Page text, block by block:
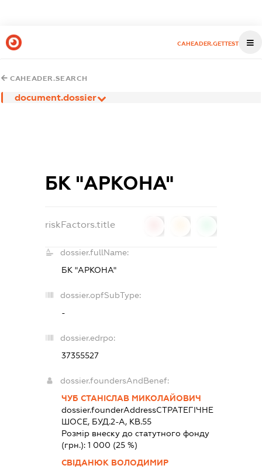
CAHEADER.GETTEST
CAHEADER.SEARCH
document.dossier
БК "АРКОНА"
riskFactors.title
dossier.fullName:
БК "АРКОНА"
dossier.opfSubType:
-
dossier.edrpo:
37355527
dossier.foundersAndBenef:
ЧУБ СТАНІСЛАВ МИКОЛАЙОВИЧ
dossier.founderAddressСТРАТЕГІЧНЕ
ШОСЕ, БУД.2-А, КВ.55
Розмір внеску до статутного фонду
(грн.):1 000 (25 %)
СВІДАНЮК ВОЛОДИМИР